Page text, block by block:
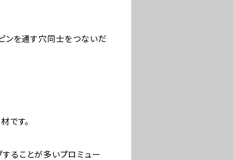
ンを通す穴同士をつないだ
です。
ることが多いプロミュー